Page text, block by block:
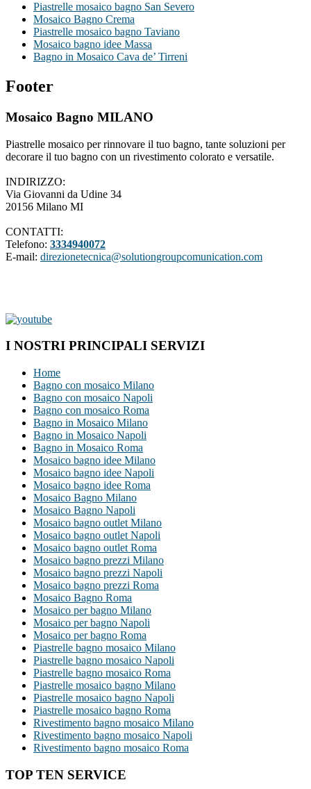
Piastrelle mosaico bagno San Severo
Mosaico Bagno Crema
Piastrelle mosaico bagno Taviano
Mosaico bagno idee Massa
Bagno in Mosaico Cava de’ Tirreni
Footer
Mosaico Bagno MILANO
Piastrelle mosaico per rinnovare il tuo bagno, tante soluzioni per
decorare il tuo bagno con un rivestimento colorato e versatile.
INDIRIZZO:
Via Giovanni da Udine 34
20156 Milano MI
CONTATTI:
Telefono: 3334940072
E-mail: direzionetecnica@solutiongroupcomunication.com
I NOSTRI PRINCIPALI SERVIZI
Home
Bagno con mosaico Milano
Bagno con mosaico Napoli
Bagno con mosaico Roma
Bagno in Mosaico Milano
Bagno in Mosaico Napoli
Bagno in Mosaico Roma
Mosaico bagno idee Milano
Mosaico bagno idee Napoli
Mosaico bagno idee Roma
Mosaico Bagno Milano
Mosaico Bagno Napoli
Mosaico bagno outlet Milano
Mosaico bagno outlet Napoli
Mosaico bagno outlet Roma
Mosaico bagno prezzi Milano
Mosaico bagno prezzi Napoli
Mosaico bagno prezzi Roma
Mosaico Bagno Roma
Mosaico per bagno Milano
Mosaico per bagno Napoli
Mosaico per bagno Roma
Piastrelle bagno mosaico Milano
Piastrelle bagno mosaico Napoli
Piastrelle bagno mosaico Roma
Piastrelle mosaico bagno Milano
Piastrelle mosaico bagno Napoli
Piastrelle mosaico bagno Roma
Rivestimento bagno mosaico Milano
Rivestimento bagno mosaico Napoli
Rivestimento bagno mosaico Roma
TOP TEN SERVICE